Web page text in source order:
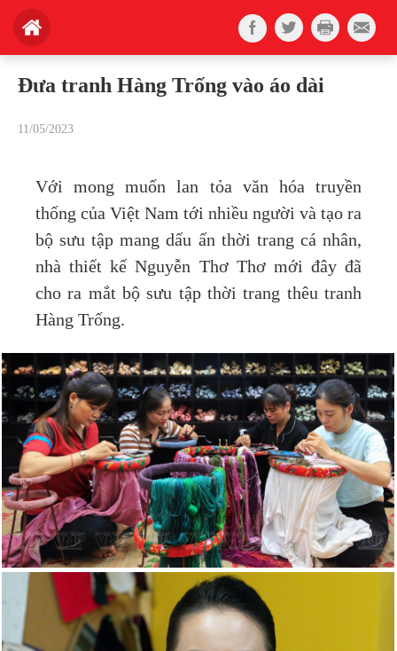
Đưa tranh Hàng Trống vào áo dài
11/05/2023
Với mong muốn lan tỏa văn hóa truyền
thống của Việt Nam tới nhiều người và tạo ra
bộ sưu tập mang dấu ấn thời trang cá nhân,
nhà thiết kế Nguyễn Thơ Thơ mới đây đã
cho ra mắt bộ sưu tập thời trang thêu tranh
Hàng Trống.